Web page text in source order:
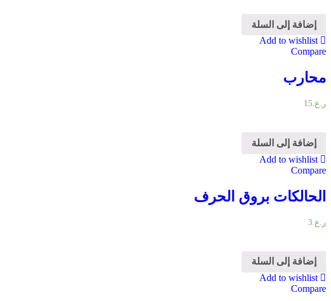
إضافة إلى السلة
Add to wishlist
Compare
محارب
ر.ع.15
إضافة إلى السلة
Add to wishlist
Compare
الحالكات بروق الحرف
ر.ع. 3
إضافة إلى السلة
Add to wishlist
Compare